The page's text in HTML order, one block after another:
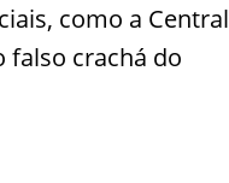
como a Central
falso crachá do